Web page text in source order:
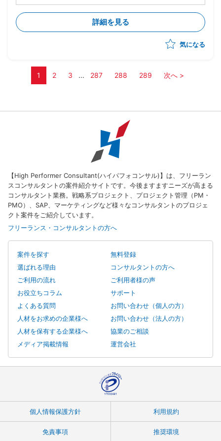
・中長期戦略の検討や管理KPIの策定、データ可視化を
通じた現状分析支援を実施
・施策実行部隊と連携し戦術レベルでPDCAを実行、事
業目標の達成を支援
・クライアントと議論を重ねながらリレーション構築を
詳細を見る
気になる
1 2 3 ... 287 288 289 次へ >
【High Performer Consultant(ハイパフォコンサル)】は、フリーラン
スコンサルタントの案件紹介サイトです。今後ますますニーズが高まる
コンサルタント業務。戦略系プロジェクト、プロジェクト管理（PM・
PMO）、SAP、マーケティングなど様々なコンサルタントのプロジェ
クト案件をご紹介しています。
フリーランス・コンサルタントの方へ
案件を探す
無料登録
選ばれる理由
コンサルタントの方へ
ご利用の流れ
ご利用者様の声
お役立ちコラム
サポート
よくある質問
お問い合わせ（個人の方）
人材をお求めの企業様へ
お問い合わせ（法人の方）
人材を保有する企業様へ
協業のご相談
メディア掲載情報
運営会社
個人情報保護方針 利用規約
免責事項 推奨環境